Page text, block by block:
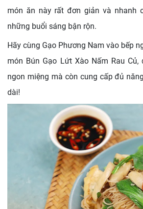
món ăn này rất đơn giản và nhanh
những buổi sáng bận rộn.
Hãy cùng Gạo Phương Nam vào bếp
món Bún Gạo Lứt Xào Nấm Rau
ngon miệng mà còn cung cấp đủ
dài!